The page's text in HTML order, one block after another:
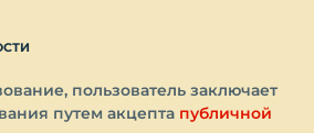
пользователь заключает
путем акцепта публичной